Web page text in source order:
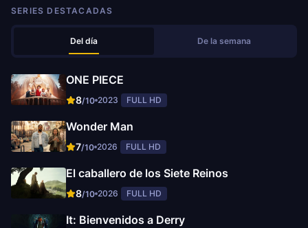
SERIES DESTACADAS
Del día De la semana
ONE PIECE
8/10 2023 FULL HD
Wonder Man
7/10 2026 FULL HD
El caballero de los Siete Reinos
8/10 2026 FULL HD
It: Bienvenidos a Derry